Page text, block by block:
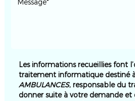
Les informations recueillies font
traitement informatique destiné
AMBULANCES, responsable du
donner suite à votre demande et